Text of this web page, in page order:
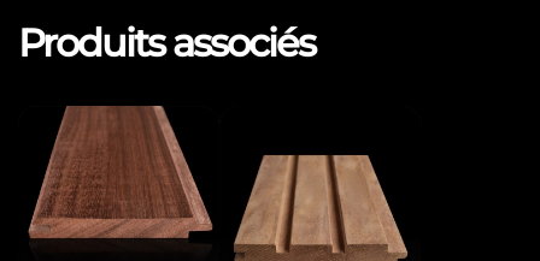
Produits associés